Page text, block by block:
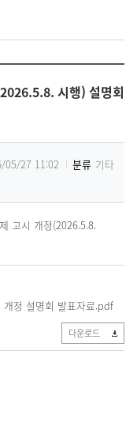
시행) 설명회
05/27 11:02 분류 기타
고시 개정(2026.5.8.
개정 설명회 발표자료.pdf
다운로드